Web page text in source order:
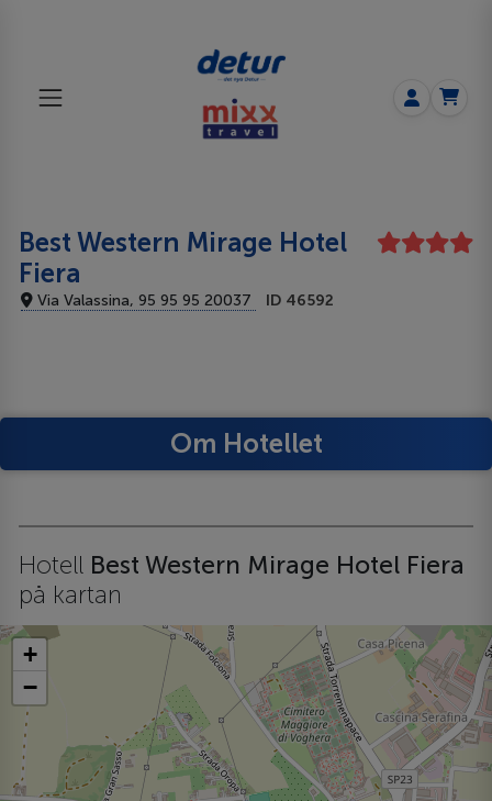
Best Western Mirage Hotel
Fiera
Via Valassina, 95 95 95 20037 ID 46592
Om Hotellet
Hotell Best Western Mirage Hotel Fiera
på kartan
+
−